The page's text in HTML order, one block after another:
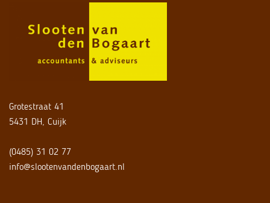
Grotestraat 41
5431 DH, Cuijk
(0485) 31 02 77
info@slootenvandenbogaart.nl